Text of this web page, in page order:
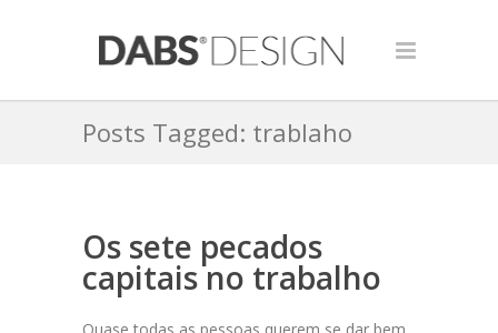
Posts Tagged: trablaho
Os sete pecados
capitais no trabalho